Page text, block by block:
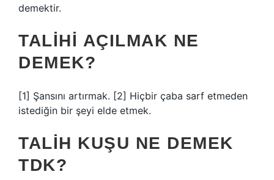
demektir.
TALIHI AÇILMAK NE
DEMEK?
[1] Şansını artırmak. [2] Hiçbir çaba sarf etmeden
istediğin bir şeyi elde etmek.
TALIH KUŞU NE DEMEK
TDK?